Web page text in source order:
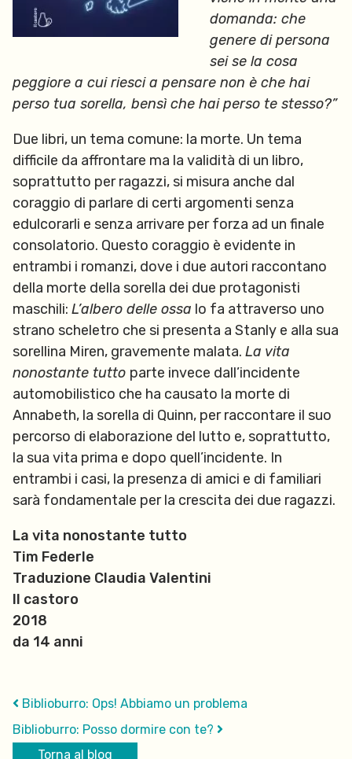
domanda: che
genere di persona
sei se la cosa
peggiore a cui riesci a pensare non è che hai
perso tua sorella, bensì che hai perso te stesso?”
Due libri, un tema comune: la morte. Un tema
difficile da affrontare ma la validità di un libro,
soprattutto per ragazzi, si misura anche dal
coraggio di parlare di certi argomenti senza
edulcorarli e senza arrivare per forza ad un finale
consolatorio. Questo coraggio è evidente in
entrambi i romanzi, dove i due autori raccontano
della morte della sorella dei due protagonisti
maschili: L’albero delle ossa lo fa attraverso uno
strano scheletro che si presenta a Stanly e alla sua
sorellina Miren, gravemente malata. La vita
nonostante tutto parte invece dall’incidente
automobilistico che ha causato la morte di
Annabeth, la sorella di Quinn, per raccontare il suo
percorso di elaborazione del lutto e, soprattutto,
la sua vita prima e dopo quell’incidente. In
entrambi i casi, la presenza di amici e di familiari
sarà fondamentale per la crescita dei due ragazzi.
La vita nonostante tutto
Tim Federle
Traduzione Claudia Valentini
Il castoro
2018
da 14 anni
Biblioburro: Ops! Abbiamo un problema
Torna al blog
Biblioburro: Posso dormire con te?